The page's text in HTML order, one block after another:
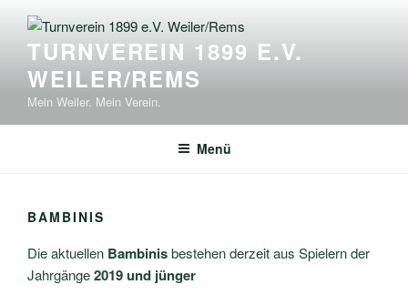
Inhalt
springenTURNVEREIN 1899 E.V.
WEILER/REMS
Mein Weiler. Mein Verein.
Menü
BAMBINIS
Die aktuellen Bambinisbestehen derzeit aus Spielern der
Jahrgänge2019 und jünger